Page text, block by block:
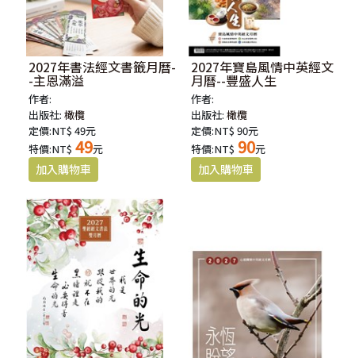
2027年書法經文書籤月曆-
-主恩滿溢
作者:
出版社:橄欖
定價:NT$ 49元
特價:NT$ 49元
2027年寶島風情中英經文
月曆--豐盛人生
作者:
出版社:橄欖
定價:NT$ 90元
特價:NT$ 90元